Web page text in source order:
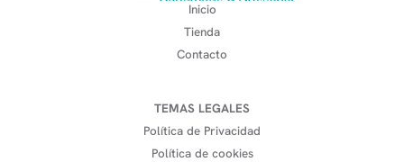
Inicio
Tienda
Contacto
TEMAS LEGALES
Política de Privacidad
Política de cookies